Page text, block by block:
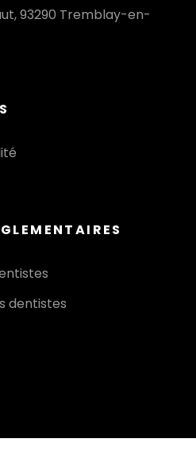
93290 Tremblay-en-
dentistes